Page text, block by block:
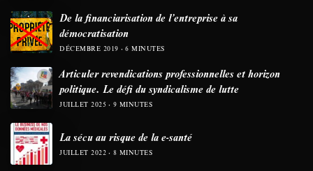
De la financiarisation de l’entreprise à sa
démocratisation
DÉCEMBRE 2019 6 MINUTES
Articuler revendications professionnelles et horizon
politique. Le défi du syndicalisme de lutte
JUILLET 2025 9 MINUTES
La sécu au risque de la e-santé
JUILLET 2022 8 MINUTES